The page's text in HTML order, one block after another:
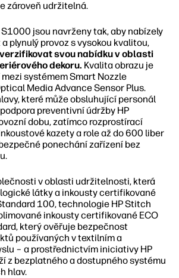
zároveň udržitelná.
jsou navrženy tak, aby nabízely
plynulý provoz s vysokou kvalitou,
svou nabídku v oblasti
dekoru. Kvalita obrazu je
systémem Smart Nozzle
Media Advance Sensor Plus.
které může obsluhující personál
preventivní údržby HP
dobu, zatímco rozprostírací
kazety a role až do 600 liber
ponechání zařízení bez
v oblasti udržitelnosti, která
látky a inkousty certifikované
100, technologie HP Stitch
inkousty certifikované ECO
který ověřuje bezpečnost
používaných v textilním a
– a prostřednictvím iniciativy HP
z bezplatného a dostupného systému
hlav.